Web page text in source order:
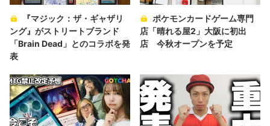
『マジック：ザ・ギャザリ
ング』がストリートブランド
「Brain Dead」とのコラボを発
表
ポケモンカードゲーム専門
店「晴れる屋2」大阪に初出
店 今秋オープンを予定